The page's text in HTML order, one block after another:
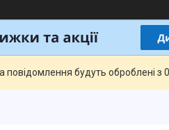
будуть оброблені з